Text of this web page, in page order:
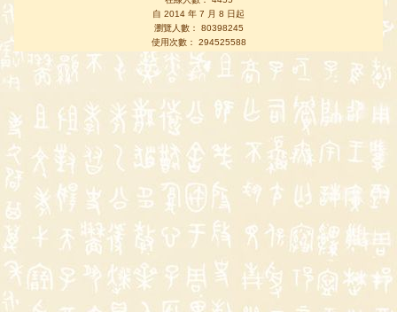
自 2014 年 7 月 8 日起
瀏覽人數： 80398245
使用次數： 294525588